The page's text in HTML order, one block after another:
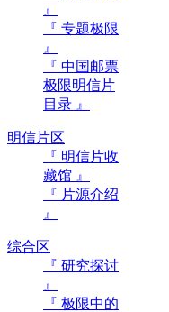
』
『 专题极限
』
『 中国邮票
极限明信片
目录 』
明信片区
『 明信片收
藏馆 』
『 片源介绍
』
综合区
『 研究探讨
』
『 极限中的